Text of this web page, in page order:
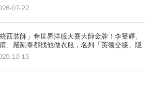
07-22
統西裝師」奪世界洋服大賽大師金牌！李登輝、
、嚴凱泰都找他做衣服，名列「英德交接」隱
10-15